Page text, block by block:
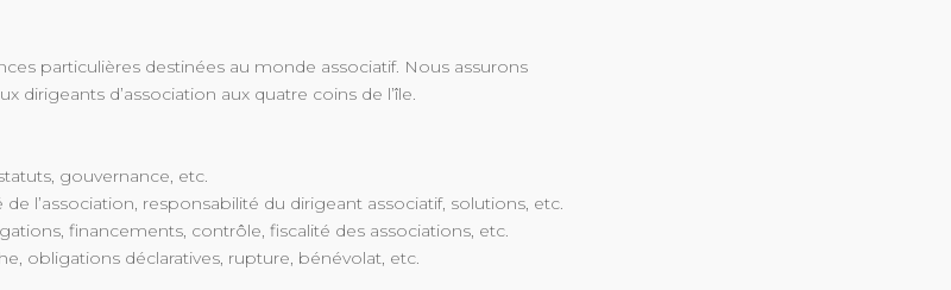
particulières destinées au monde associatif. Nous assurons
dirigeants d’association aux quatre coins de l’île.
gouvernance, etc.
l’association, responsabilité du dirigeant associatif, solutions, etc.
financements, contrôle, fiscalité des associations, etc.
obligations déclaratives, rupture, bénévolat, etc.